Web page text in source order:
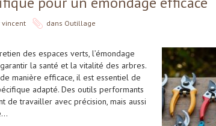
vincent dans Outillage
des espaces verts, l’émondage
la santé et la vitalité des arbres.
manière efficace, il est essentiel de
adapté. Des outils performants
de travailler avec précision, mais aussi